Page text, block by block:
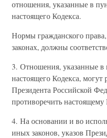
отношения, указанные в
настоящего Кодекса.
Нормы гражданского
законах, должны
3. Отношения, указанные в
настоящего Кодекса, могут
Президента Российской
противоречить
4. На основании и во
иных законов, указов